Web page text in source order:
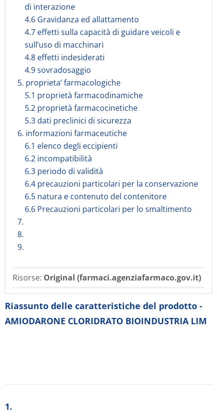
di interazione
4.6 Gravidanza ed allattamento
4.7 effetti sulla capacità di guidare veicoli e
sull’uso di macchinari
4.8 effetti indesiderati
4.9 sovradosaggio
5. proprieta’ farmacologiche
5.1 proprietà farmacodinamiche
5.2 proprietà farmacocinetiche
5.3 dati preclinici di sicurezza
6. informazioni farmaceutiche
6.1 elenco degli eccipienti
6.2 incompatibilità
6.3 periodo di validità
6.4 precauzioni particolari per la conservazione
6.5 natura e contenuto del contenitore
6.6 Precauzioni particolari per lo smaltimento
7.
8.
9.
Risorse: Original (farmaci.agenziafarmaco.gov.it)
Riassunto delle caratteristiche del prodotto -
AMIODARONE CLORIDRATO BIOINDUSTRIA LIM
1.